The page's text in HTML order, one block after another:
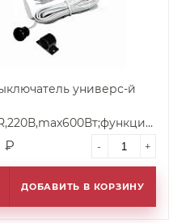
универс-й
срабатыв. 5см.
₽ - +
ДОБАВИТЬ В КОРЗИНУ